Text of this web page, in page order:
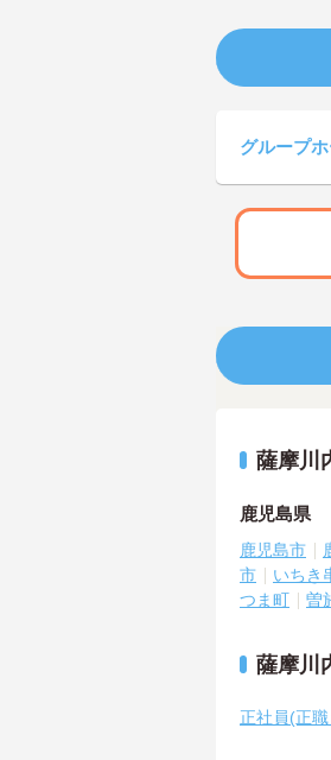
グループ
薩摩川
鹿児島県
鹿児島市
市
いちき
つま町
曽
薩摩川
正社員(正